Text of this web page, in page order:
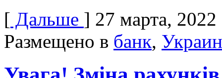
[ Дальше ] 27 марта, 2022
Размещено в банк,